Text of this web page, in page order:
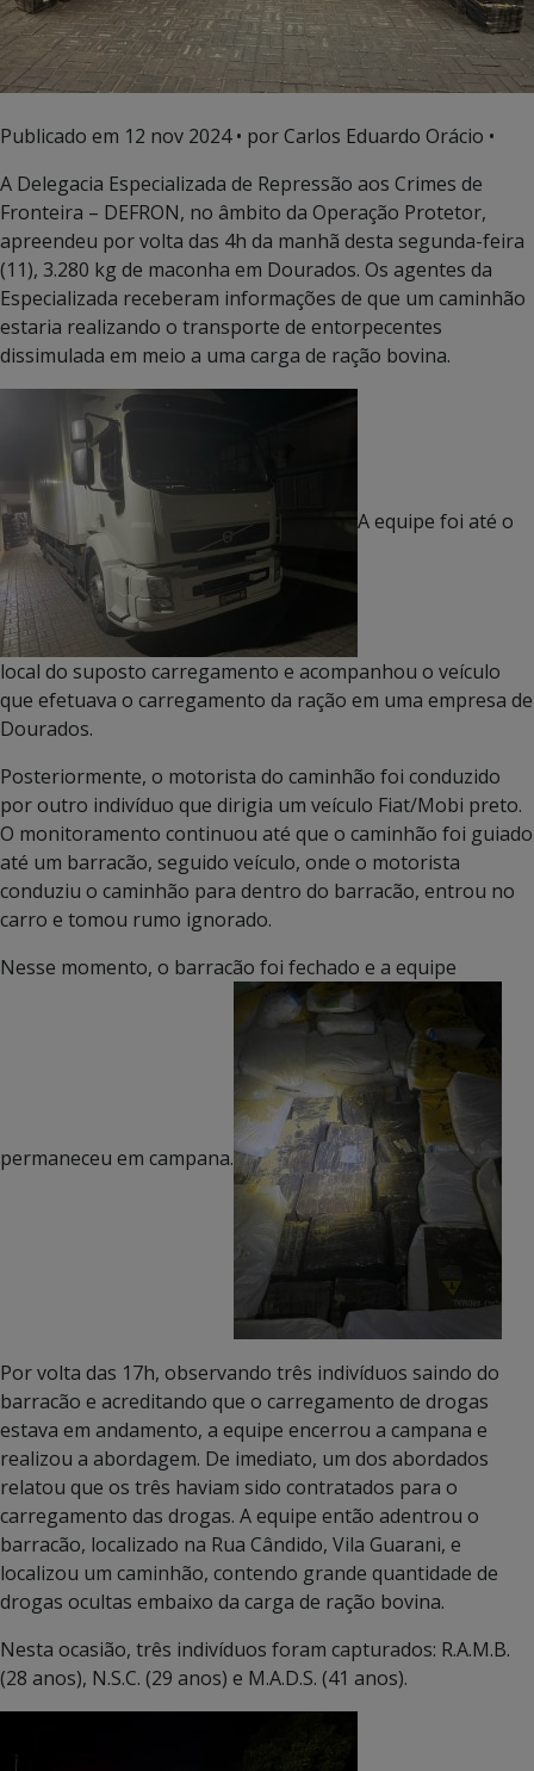
Publicado em 12 nov 2024• por Carlos Eduardo Orácio •
A Delegacia Especializada de Repressão aos Crimes de
Fronteira – DEFRON, no âmbito da Operação Protetor,
apreendeu por volta das 4h da manhã desta segunda-feira
(11), 3.280 kg de maconha em Dourados. Os agentes da
Especializada receberam informações de que um caminhão
estaria realizando o transporte de entorpecentes
dissimulada em meio a uma carga de ração bovina.
A equipe foi até o
local do suposto carregamento e acompanhou o veículo
que efetuava o carregamento da ração em uma empresa de
Dourados.
Posteriormente, o motorista do caminhão foi conduzido
por outro indivíduo que dirigia um veículo Fiat/Mobi preto.
O monitoramento continuou até que o caminhão foi guiado
até um barracão, seguido veículo, onde o motorista
conduziu o caminhão para dentro do barracão, entrou no
carro e tomou rumo ignorado.
Nesse momento, o barracão foi fechado e a equipe
permaneceu em campana.
Por volta das 17h, observando três indivíduos saindo do
barracão e acreditando que o carregamento de drogas
estava em andamento, a equipe encerrou a campana e
realizou a abordagem. De imediato, um dos abordados
relatou que os três haviam sido contratados para o
carregamento das drogas. A equipe então adentrou o
barracão, localizado na Rua Cândido, Vila Guarani, e
localizou um caminhão, contendo grande quantidade de
drogas ocultas embaixo da carga de ração bovina.
Nesta ocasião, três indivíduos foram capturados: R.A.M.B.
(28 anos), N.S.C. (29 anos) e M.A.D.S. (41 anos).